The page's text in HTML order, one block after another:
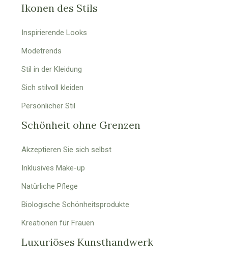
Ikonen des Stils
Inspirierende Looks
Modetrends
Stil in der Kleidung
Sich stilvoll kleiden
Persönlicher Stil
Schönheit ohne Grenzen
Akzeptieren Sie sich selbst
Inklusives Make-up
Natürliche Pflege
Biologische Schönheitsprodukte
Kreationen für Frauen
Luxuriöses Kunsthandwerk